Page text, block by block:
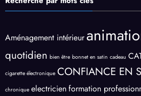
Aménagement intérieur
quotidien bien être bonnet en satin cadeau
cigarette électronique CONFIANCE EN
chronique electricienformation